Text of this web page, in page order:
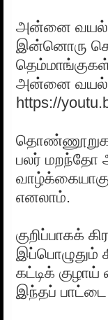
அன்னை வயல்
இன்னொரு
அன்னை வயல்
https://
பலர் மறந்தோ
எனலாம்.
குறிப்பாகக்
இப்பொழுதும்
கட்டிக்
இந்தப்